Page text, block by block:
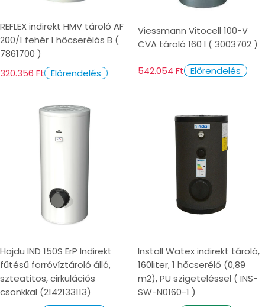
REFLEX indirekt HMV tároló AF
200/1 fehér 1 hőcserélős B (
7861700 )
320.356 Ft Előrendelés
Viessmann Vitocell 100-V
CVA tároló 160 l ( 3003702 )
542.054 Ft Előrendelés
Hajdu IND 150S ErP Indirekt
fűtésű forróvíztároló álló,
szteatitos, cirkulációs
csonkkal (2142133113)
Install Watex indirekt tároló,
160liter, 1 hőcserélő (0,89
m2), PU szigeteléssel ( INS-
SW-N0160-1 )